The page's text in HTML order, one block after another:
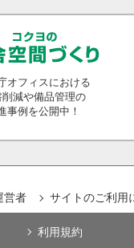
オフィスにおける
削減や備品管理の
事例を公開中！
営者 サイトのご利用
利用規約